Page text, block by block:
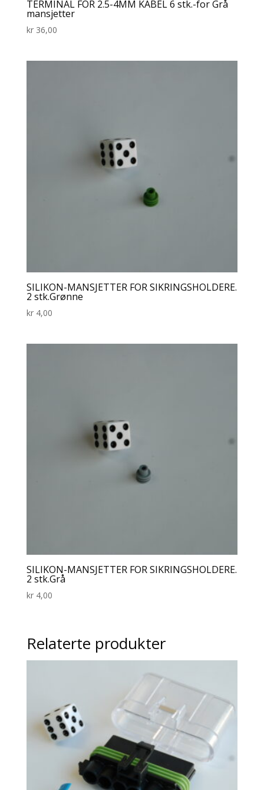
TERMINAL FOR 2.5-4MM KABEL 6 stk.-for Grå
mansjetter
kr36,00
SILIKON-MANSJETTER FOR SIKRINGSHOLDERE.
2 stk.Grønne
kr4,00
SILIKON-MANSJETTER FOR SIKRINGSHOLDERE.
2 stk.Grå
kr4,00
Relaterte produkter